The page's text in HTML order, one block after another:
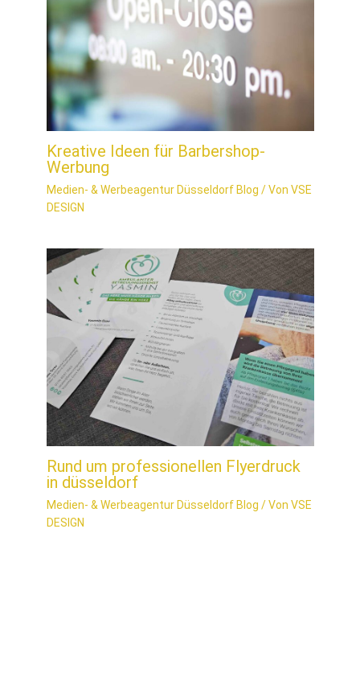
Kreative Ideen für Barbershop-
Werbung
Medien- & Werbeagentur Düsseldorf Blog / Von VSE
DESIGN
Rund um professionellen Flyerdruck
in düsseldorf
Medien- & Werbeagentur Düsseldorf Blog / Von VSE
DESIGN